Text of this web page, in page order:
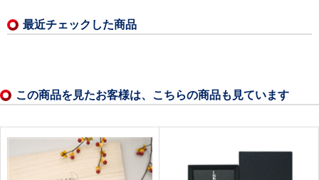
最近チェックした商品
この商品を見たお客様は、こちらの商品も見ています